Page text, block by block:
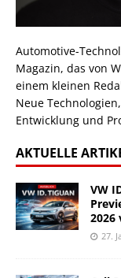
Automotive-
Magazin, das von
einem kleinen
Neue
Entwicklung und
AKTUELLE
VW
2026
27.